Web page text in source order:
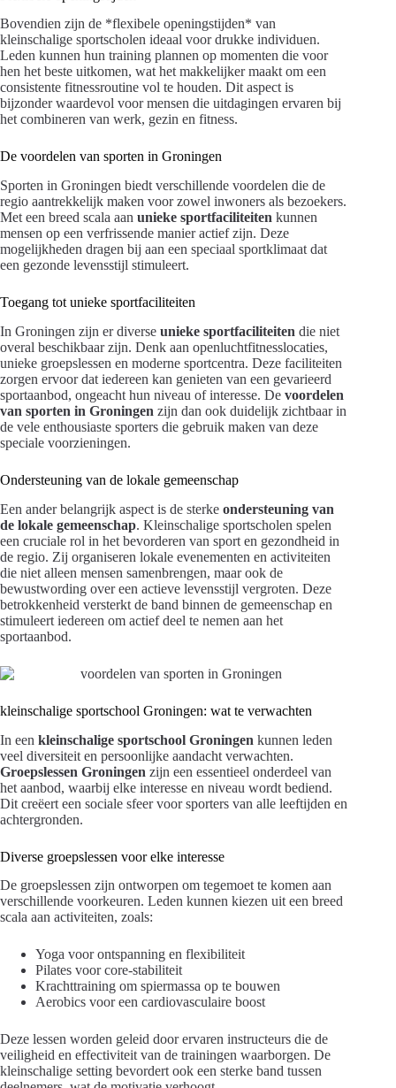
Bovendien zijn de *flexibele openingstijden* van
kleinschalige sportscholen ideaal voor drukke individuen.
Leden kunnen hun training plannen op momenten die voor
hen het beste uitkomen, wat het makkelijker maakt om een
consistente fitnessroutine vol te houden. Dit aspect is
bijzonder waardevol voor mensen die uitdagingen ervaren bij
het combineren van werk, gezin en fitness.
De voordelen van sporten in Groningen
Sporten in Groningen biedt verschillende voordelen die de
regio aantrekkelijk maken voor zowel inwoners als bezoekers.
Met een breed scala aan unieke sportfaciliteiten kunnen
mensen op een verfrissende manier actief zijn. Deze
mogelijkheden dragen bij aan een speciaal sportklimaat dat
een gezonde levensstijl stimuleert.
Toegang tot unieke sportfaciliteiten
In Groningen zijn er diverse unieke sportfaciliteiten die niet
overal beschikbaar zijn. Denk aan openluchtfitnesslocaties,
unieke groepslessen en moderne sportcentra. Deze faciliteiten
zorgen ervoor dat iedereen kan genieten van een gevarieerd
sportaanbod, ongeacht hun niveau of interesse. De voordelen
van sporten in Groningen zijn dan ook duidelijk zichtbaar in
de vele enthousiaste sporters die gebruik maken van deze
speciale voorzieningen.
Ondersteuning van de lokale gemeenschap
Een ander belangrijk aspect is de sterke ondersteuning van
de lokale gemeenschap. Kleinschalige sportscholen spelen
een cruciale rol in het bevorderen van sport en gezondheid in
de regio. Zij organiseren lokale evenementen en activiteiten
die niet alleen mensen samenbrengen, maar ook de
bewustwording over een actieve levensstijl vergroten. Deze
betrokkenheid versterkt de band binnen de gemeenschap en
stimuleert iedereen om actief deel te nemen aan het
sportaanbod.
kleinschalige sportschool Groningen: wat te verwachten
In een kleinschalige sportschool Groningen kunnen leden
veel diversiteit en persoonlijke aandacht verwachten.
Groepslessen Groningen zijn een essentieel onderdeel van
het aanbod, waarbij elke interesse en niveau wordt bediend.
Dit creëert een sociale sfeer voor sporters van alle leeftijden en
achtergronden.
Diverse groepslessen voor elke interesse
De groepslessen zijn ontworpen om tegemoet te komen aan
verschillende voorkeuren. Leden kunnen kiezen uit een breed
scala aan activiteiten, zoals:
Yoga voor ontspanning en flexibiliteit
Pilates voor core-stabiliteit
Krachttraining om spiermassa op te bouwen
Aerobics voor een cardiovasculaire boost
Deze lessen worden geleid door ervaren instructeurs die de
veiligheid en effectiviteit van de trainingen waarborgen. De
kleinschalige setting bevordert ook een sterke band tussen